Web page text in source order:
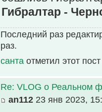
Гибралтар -
Последний раз
раз.
санта отметил этот
Re: VLOG о Реальном
an112 23 янв 2023,